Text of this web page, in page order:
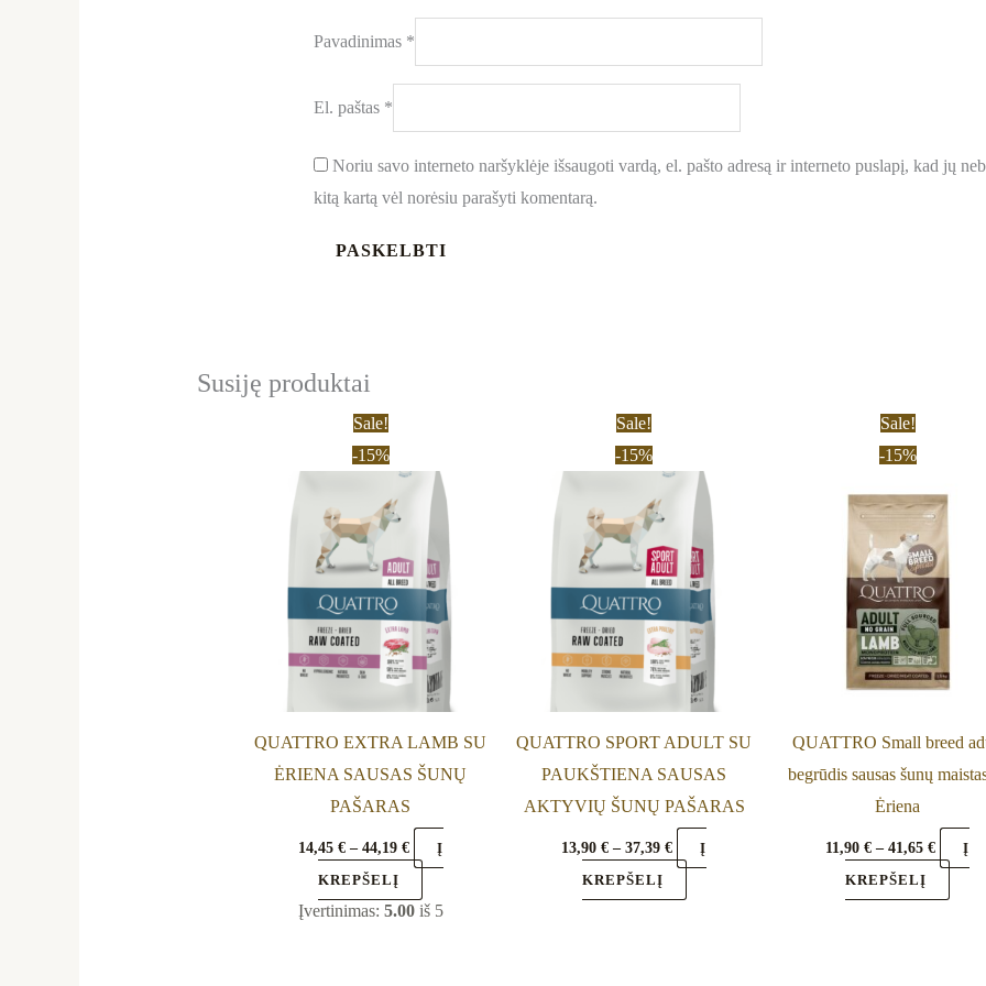
Pavadinimas *
El. paštas *
Noriu savo interneto naršyklėje išsaugoti vardą, el. pašto adresą ir interneto puslapį, kad jų
kitą kartą vėl norėsiu parašyti komentarą.
Susiję produktai
Sale!
-15%
QUATTRO EXTRA LAMB SU
ĖRIENA SAUSAS ŠUNŲ
PAŠARAS
14,45 € – 44,19 €
through
44,19 €
Į
KREPŠELĮ
has
multiple
variants.
The
options
may
be
chosen
on
the
Įvertinimas: 5.00iš 5
Sale!
-15%
QUATTRO SPORT ADULT SU
PAUKŠTIENA SAUSAS
AKTYVIŲ ŠUNŲ PAŠARAS
13,90€ – 37,39€
through
37,39 €
Į
KREPŠELĮ
has
multiple
variants.
The
options
may
be
chosen
on
the
product
Sale!
-15%
QUATTRO Small breed
begrūdis sausas šunų
Ėriena
11,90€ – 41,65€
41,65 €
Į
KREPŠELĮ
The
be
on
the